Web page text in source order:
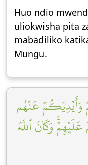
Huo ndio
uliokwisha pita
mabadiliko
Mungu.
عَنۡهُم
وَكَانَ ٱللَّهُ